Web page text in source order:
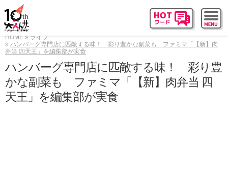
HOME
ライフ
ハンバーグ専門店に匹敵する味！ 彩り豊かな副菜も ファミマ「【新】肉
弁当 四天王」を編集部が実食
ハンバーグ専門店に匹敵する味！ 彩り豊
かな副菜も ファミマ「【新】肉弁当 四
天王」を編集部が実食